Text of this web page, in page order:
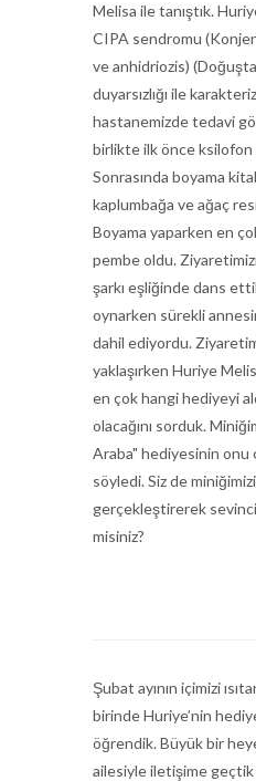
Melisa ile tanıştık.
CIPA sendromu
ve anhidriozis)
duyarsızlığı ile
hastanemizde tedavi
birlikte ilk önce ksilofon
Sonrasında boyama
kaplumbağa ve ağaç
Boyama yaparken en
pembe oldu.
şarkı eşliğinde dans
oynarken sürekli
dahil ediyordu.
yaklaşırken Huriye
en çok hangi hediyeyi
olacağını sorduk.
Araba" hediyesinin
söyledi. Siz de
gerçekleştirerek
misiniz?
Şubat ayının içimizi
birinde Huriye’nin
öğrendik. Büyük bir
ailesiyle iletişime